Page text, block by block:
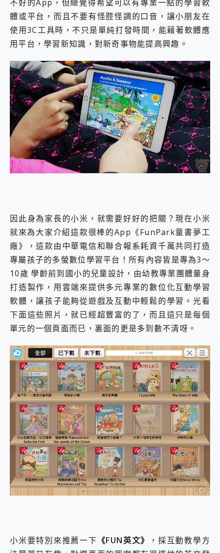
不好的App，但總覺得希望可以有專業一點的學習軟
體或平台，而且不要有怪腔怪調的口音，讓小朋友在
使用3C工具時，不只是單純打發時間，能藉著軟體應
用平台，學習新知識，對新奇事物能提高興趣。
因此身為家長的小米，就需要好好的把關？現在小米
就來為大家介紹這款很棒的App《FunPark童書夢工
廠》，這款由中華電信和聯合報系耗資千萬共同打造
專屬孩子的多螢數位學習平台！所有內容皆是專為3～
10歲 學齡前到國小的兒童設計，由幼教專業團體量身
打造製作，用雲端來提供多元專業的數位化互動學習
軟體，讓孩子能夠從遊戲及互動中輕鬆的學習。光看
下面這些照片，就已經超豐富的了，而且這只是每個
單元的一個頁面而已，裏面的更是多到數不清呀。
小米要特別來推薦一下 《FUN英文》
，採互動教學方